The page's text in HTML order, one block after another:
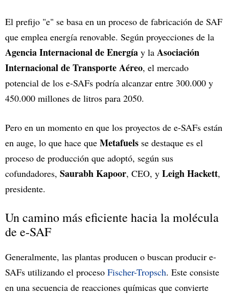
El prefijo "e" se basa en un proceso de fabricación de SAF
que emplea energía renovable. Según proyecciones de la
Agencia Internacional de Energía y la Asociación
Internacional de Transporte Aéreo, el mercado
potencial de los e-SAFs podría alcanzar entre 300.000 y
450.000 millones de litros para 2050.
Pero en un momento en que los proyectos de e-SAFs están
en auge, lo que hace que Metafuels se destaque es el
proceso de producción que adoptó, según sus
cofundadores, Saurabh Kapoor, CEO, y Leigh Hackett,
presidente.
Un camino más eficiente hacia la molécula
de e-SAF
Generalmente, las plantas producen o buscan producir e-
SAFs utilizando el proceso Fischer-Tropsch. Este consiste
en una secuencia de reacciones químicas que convierte